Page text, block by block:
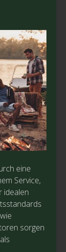
eine
Service,
idealen
sorgen